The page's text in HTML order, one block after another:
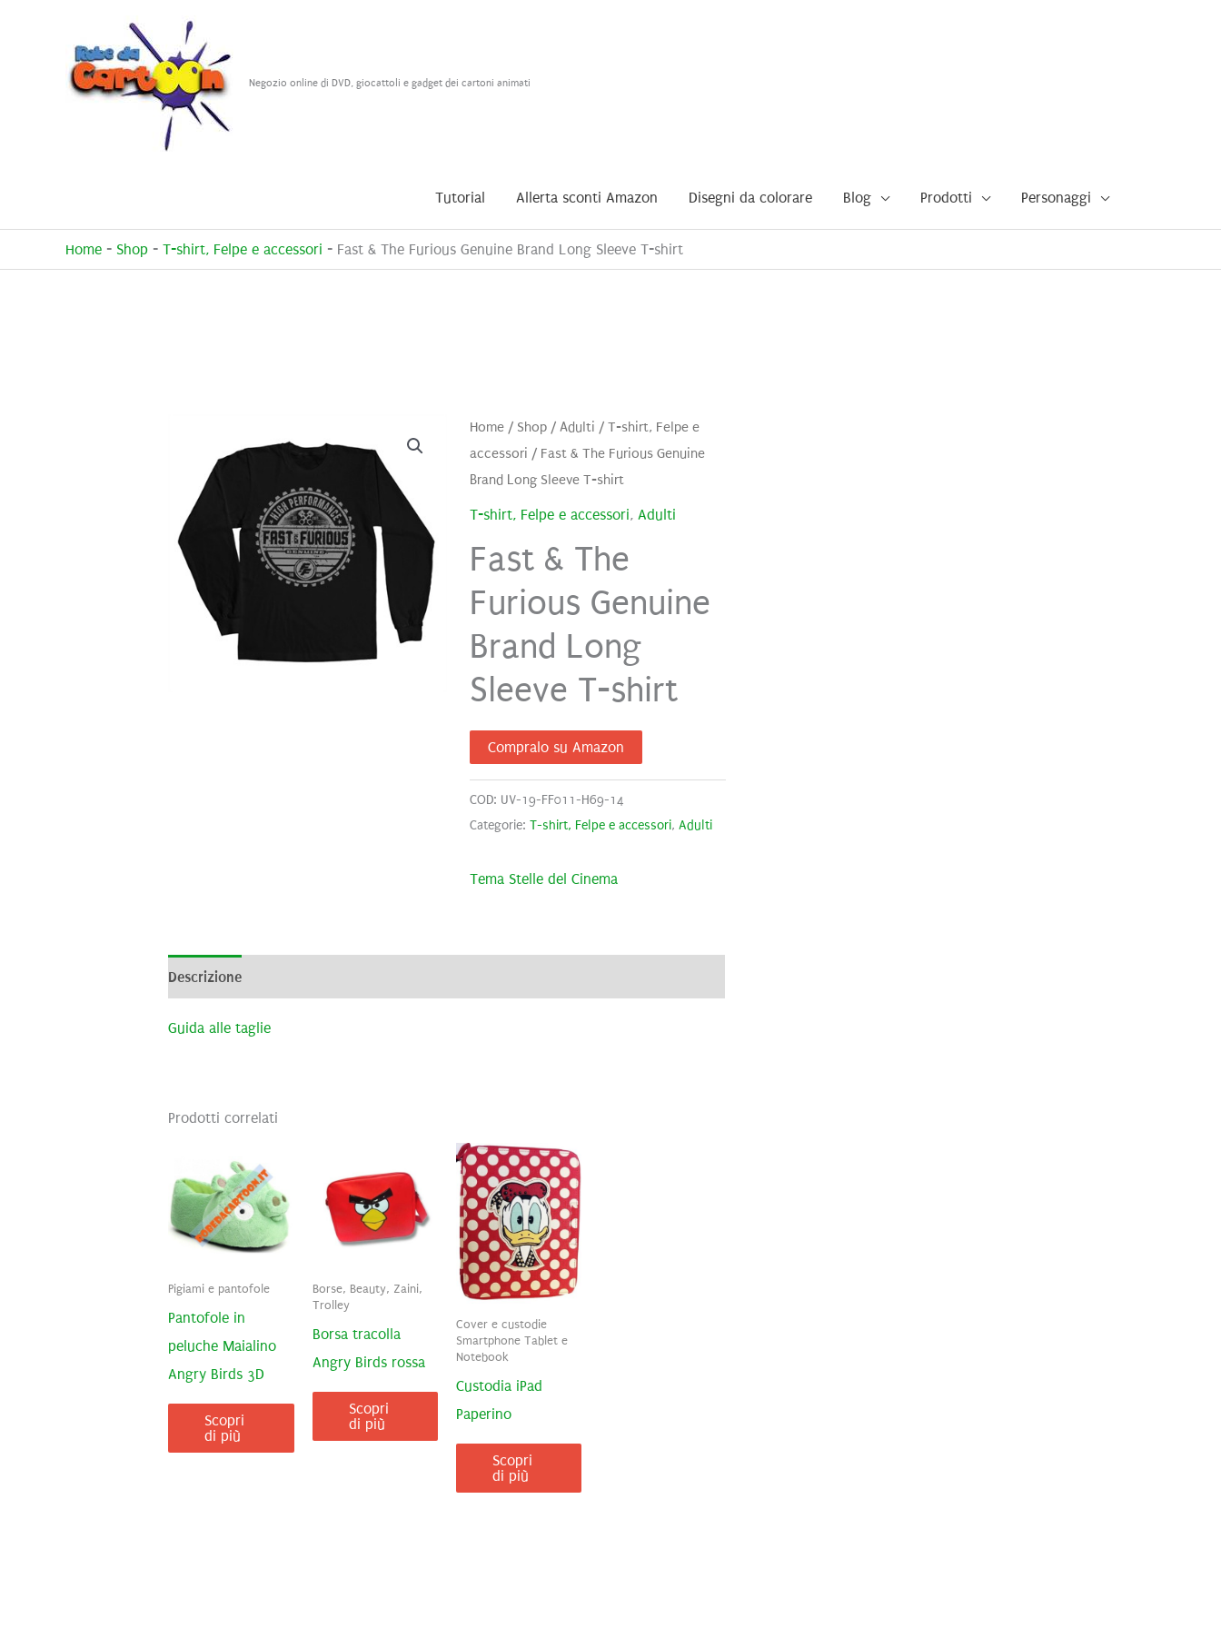
Negozio online di DVD, giocattoli e gadget dei cartoni animati
Tutorial Allerta sconti Amazon Disegni da colorare Blog Prodotti Personaggi
Home - Shop - T-shirt, Felpe e accessori - Fast & The Furious Genuine Brand Long Sleeve T-shirt
Home/ Shop/ Adulti / T-shirt, Felpe e
accessori / Fast & The Furious Genuine
Brand Long Sleeve T-shirt
T-shirt, Felpe e accessori, Adulti
Fast & The
Furious Genuine
Brand Long
Sleeve T-shirt
Compralo su Amazon
COD: UV-19-FF011-H69-14
Categorie: T-shirt, Felpe e accessori, Adulti
Tema Stelle del Cinema
Descrizione
Guida alle taglie
Prodotti correlati
Pigiami e pantofole
Pantofole in
peluche Maialino
Angry Birds 3D
Scopri
di più
Borse, Beauty, Zaini,
Trolley
Borsa tracolla
Angry Birds rossa
Scopri
di più
Cover e custodie
Smartphone Tablet e
Notebook
Custodia iPad
Paperino
Scopri
di più